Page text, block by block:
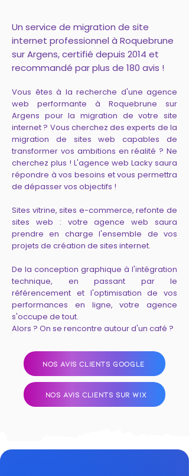
Un service de migration de site
internet professionnel à Roquebrune
sur Argens, certifié depuis 2014 et
recommandé par plus de 180 avis !
Vous êtes à la recherche d'une agence
web performante à Roquebrune sur
Argens pour la migration de votre site
internet ? Vous cherchez des experts de la
migration de sites web capables de
transformer vos ambitions en réalité ? Ne
cherchez plus ! L'agence web Lacky saura
répondre à vos besoins et vous permettra
de dépasser vos objectifs !
Sites vitrine, sites e-commerce, refonte de
sites web : votre agence web saura
prendre en charge l'ensemble de vos
projets de création de sites internet.
De la conception graphique à l'intégration
technique, en passant par le
référencement et l'optimisation de vos
performances en ligne, votre agence
s'occupe de tout.
Alors ? On se rencontre autour d'un café ?
NOS AVIS CLIENTS GOOGLE
NOS AVIS CLIENTS SUR WIX